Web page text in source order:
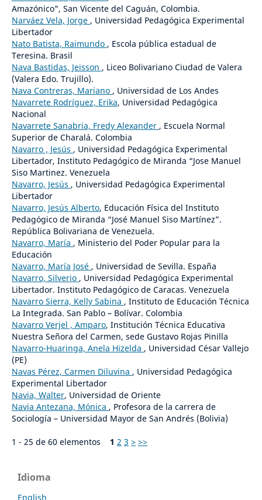
Amazónico", San Vicente del Caguán, Colombia.
Narváez Vela, Jorge , Universidad Pedagógica Experimental
Libertador
Nato Batista, Raimundo , Escola pública estadual de
Teresina. Brasil
Nava Bastidas, Jeisson , Liceo Bolivariano Ciudad de Valera
(Valera Edo. Trujillo).
Nava Contreras, Mariano , Universidad de Los Andes
Navarrete Rodríguez, Erika, Universidad Pedagógica
Nacional
Navarrete Sanabria, Fredy Alexander , Escuela Normal
Superior de Charalá. Colombia
Navarro , Jesús , Universidad Pedagógica Experimental
Libertador, Instituto Pedagógico de Miranda “Jose Manuel
Siso Martinez. Venezuela
Navarro, Jesús , Universidad Pedagógica Experimental
Libertador
Navarro, Jesús Alberto, Educación Física del Instituto
Pedagógico de Miranda “José Manuel Siso Martínez”.
República Bolivariana de Venezuela.
Navarro, María , Ministerio del Poder Popular para la
Educación
Navarro, María José , Universidad de Sevilla. España
Navarro, Silverio , Universidad Pedagógica Experimental
Libertador. Instituto Pedagógico de Caracas. Venezuela
Navarro Sierra, Kelly Sabina , Instituto de Educación Técnica
La Integrada. San Pablo – Bolívar. Colombia
Navarro Verjel , Amparo, Institución Técnica Educativa
Nuestra Señora del Carmen, sede Gustavo Rojas Pinilla
Navarro-Huaringa, Anela Hizelda , Universidad César Vallejo
(PE)
Navas Pérez, Carmen Diluvina , Universidad Pedagógica
Experimental Libertador
Navia, Walter, Universidad de Oriente
Navia Antezana, Mónica , Profesora de la carrera de
Sociología – Universidad Mayor de San Andrés (Bolivia)
1 - 25 de 60 elementos 1 2 3 > >>
Idioma
English